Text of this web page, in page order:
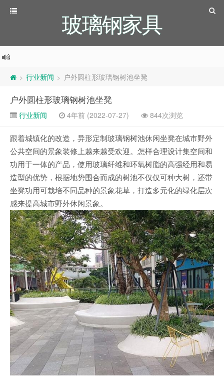
玻璃钢家具
> 行业新闻 > 户外圆柱形玻璃钢树池坐凳
户外圆柱形玻璃钢树池坐凳
行业新闻 4年前 (2022-07-27) 844次浏览
跟着城镇化的改造，异形定制玻璃钢树池休闲坐凳在城市野外
公共空间的景象装修上越来越受欢迎。怎样合理设计集空间和
功用于一体的产品，使用玻璃纤维和环氧树脂的高强经用和易
造型的优势，根据地势围合而成的树池不仅仅可种大树，还带
坐凳功用可栽培不同品种的景象花草，打造多元化的绿化层次
感来提高城市野外休闲景象。